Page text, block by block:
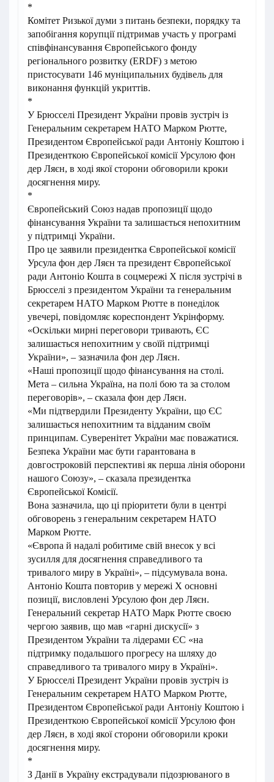
*
Комітет Ризької думи з питань безпеки, порядку та
запобігання корупції підтримав участь у програмі
співфінансування Європейського фонду
регіонального розвитку (ERDF) з метою
пристосувати 146 муніципальних будівель для
виконання функцій укриттів.
*
У Брюсселі Президент України провів зустріч із
Генеральним секретарем НАТО Марком Рютте,
Президентом Європейської ради Антоніу Коштою і
Президенткою Європейської комісії Урсулою фон
дер Ляєн, в ході якої сторони обговорили кроки
досягнення миру.
*
Європейський Союз надав пропозиції щодо
фінансування України та залишається непохитним
у підтримці України.
Про це заявили президентка Європейської комісії
Урсула фон дер Ляєн та президент Європейської
ради Антоніо Кошта в соцмережі X після зустрічі в
Брюсселі з президентом України та генеральним
секретарем НАТО Марком Рютте в понеділок
увечері, повідомляє кореспондент Укрінформу.
«Оскільки мирні переговори тривають, ЄС
залишається непохитним у своїй підтримці
України», – зазначила фон дер Ляєн.
«Наші пропозиції щодо фінансування на столі.
Мета – сильна Україна, на полі бою та за столом
переговорів», – сказала фон дер Ляєн.
«Ми підтвердили Президенту України, що ЄС
залишається непохитним та відданим своїм
принципам. Суверенітет України має поважатися.
Безпека України має бути гарантована в
довгостроковій перспективі як перша лінія оборони
нашого Союзу», – сказала президентка
Європейської Комісії.
Вона зазначила, що ці пріоритети були в центрі
обговорень з генеральним секретарем НАТО
Марком Рютте.
«Європа й надалі робитиме свій внесок у всі
зусилля для досягнення справедливого та
тривалого миру в Україні», – підсумувала вона.
Антоніо Кошта повторив у мережі Х основні
позиції, висловлені Урсулою фон дер Ляєн.
Генеральний секретар НАТО Марк Рютте своєю
чергою заявив, що мав «гарні дискусії» з
Президентом України та лідерами ЄС «на
підтримку подальшого прогресу на шляху до
справедливого та тривалого миру в Україні».
У Брюсселі Президент України провів зустріч із
Генеральним секретарем НАТО Марком Рютте,
Президентом Європейської ради Антоніу Коштою і
Президенткою Європейської комісії Урсулою фон
дер Ляєн, в ході якої сторони обговорили кроки
досягнення миру.
*
З Данії в Україну екстрадували підозрюваного в